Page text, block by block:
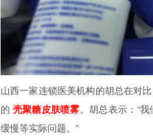
山西一家连锁医美机构的胡总在对
的 壳聚糖皮肤喷雾。胡总表示：“
缓慢等实际问题。”